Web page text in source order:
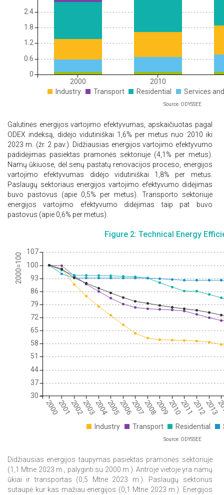
2000 2010
0
0.6
1.2
1.8
2.4
Industry Transport Residential Services
Source: ODYSSEE
Galutinės energijos vartojimo efektyvumas, apskaičiuotas pagal
ODEX indeksą, didėjo vidutiniškai 1,6% per metus nuo 2010 iki
2023 m. (žr. 2 pav.). Didžiausias energijos vartojimo efektyvumo
padidėjimas pasiektas pramonės sektoriuje (4,1% per metus).
Namų ūkiuose, dėl senų pastatų renovacijos proceso, energijos
vartojimo efektyvumas didėjo vidutiniškai 1,8% per metus.
Paslaugų sektoriaus energijos vartojimo efektyvumo didėjimas
buvo pastovus (apie 0,5% per metus). Transporto sektoriuje
energijos vartojimo efektyvumo didėjimas taip pat buvo
pastovus (apie 0,6% per metus).
Figure 2: Technical Energy
20002001200220032004200520062007200820092010201120122013
2000=100
30
37
44
51
58
65
72
79
86
93
100
107
Industry Transport Residential
Source: ODYSSEE
Didžiausias energijos taupymas pasiektas pramonės sektoriuje
(1,1 Mtne 2023 m., palyginti su 2000 m.). Antroje vietoje yra namų
ūkiai ir transportas (0,5 Mtne 2023 m.). Paslaugų sektorius
sutaupė kur kas mažiau energijos (0,1 Mtne 2023 m.). Energijos